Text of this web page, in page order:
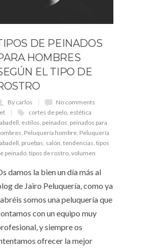
DE PEINADOS
HOMBRES
EL TIPO DE
By carlos
No comments
cortes de pelo estética
estilos peinados peinados para
Peluquería hombre Peluquería
pruebas salón tendencias tipos
peinado tipos de rostro volumen
damos la bien un día más al
de Jairo Peluquería, como ya
somos una peluquería que
con un equipo muy
y siempre os
ofrecer la mejor